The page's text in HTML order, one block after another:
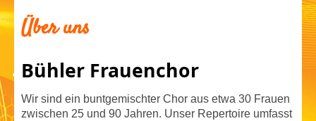
Über uns
Bühler Frauenchor
Wir sind ein buntgemischter Chor aus etwa 30 Frauen
zwischen 25 und 90 Jahren. Unser Repertoire umfasst